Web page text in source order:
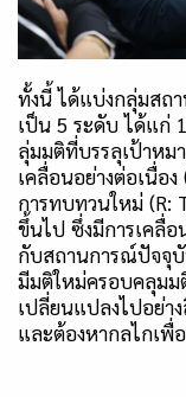
ทั้งนี้ ได้แบ่งกลุ่มสถ
เป็น 5 ระดับ ได้แก่
ลุ่มมติที่บรรลุเป้าหม
เคลื่อนอย่างต่อเนื่อง
การทบทวนใหม่ (R:
ขึ้นไป ซึ่งมีการเคลื่
กับสถานการณ์ปัจจุ
มีมติใหม่ครอบคลุม
เปลี่ยนแปลงไปอย่า
และต้องหากลไกเพื่